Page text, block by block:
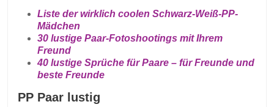
Liste der wirklich coolen Schwarz-Weiß-PP-
Mädchen
30 lustige Paar-Fotoshootings mit Ihrem
Freund
40 lustige Sprüche für Paare – für Freunde und
beste Freunde
PP Paar lustig